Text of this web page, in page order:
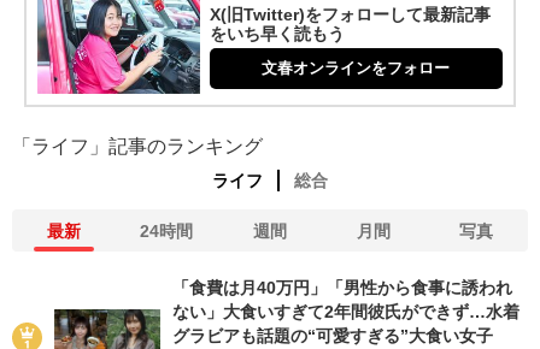
X(旧Twitter)をフォローして最新記事
をいち早く読もう
文春オンラインをフォロー
「ライフ」記事のランキング
ライフ 総合
最新 24時間 週間 月間 写真
「食費は月40万円」「男性から食事に誘われ
ない」大食いすぎて2年間彼氏ができず…水着
グラビアも話題の“可愛すぎる”大食い女子